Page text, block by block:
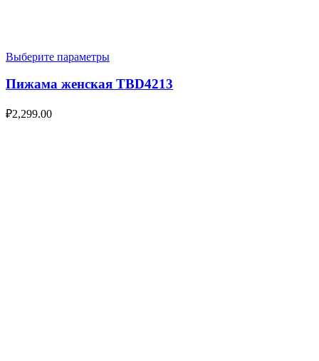
Выберите параметры
Пижама женская TBD4213
₽2,299.00